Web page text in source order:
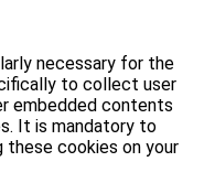
necessary for the
to collect user
embedded contents
It is mandatory to
these cookies on your